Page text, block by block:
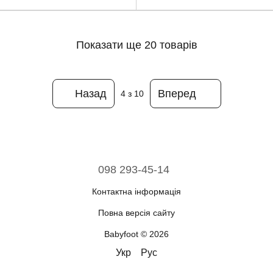
Показати ще 20 товарів
Назад 4з 10 Вперед
098 293-45-14
Контактна інформація
Повна версія сайту
Babyfoot © 2026
Укр Рус